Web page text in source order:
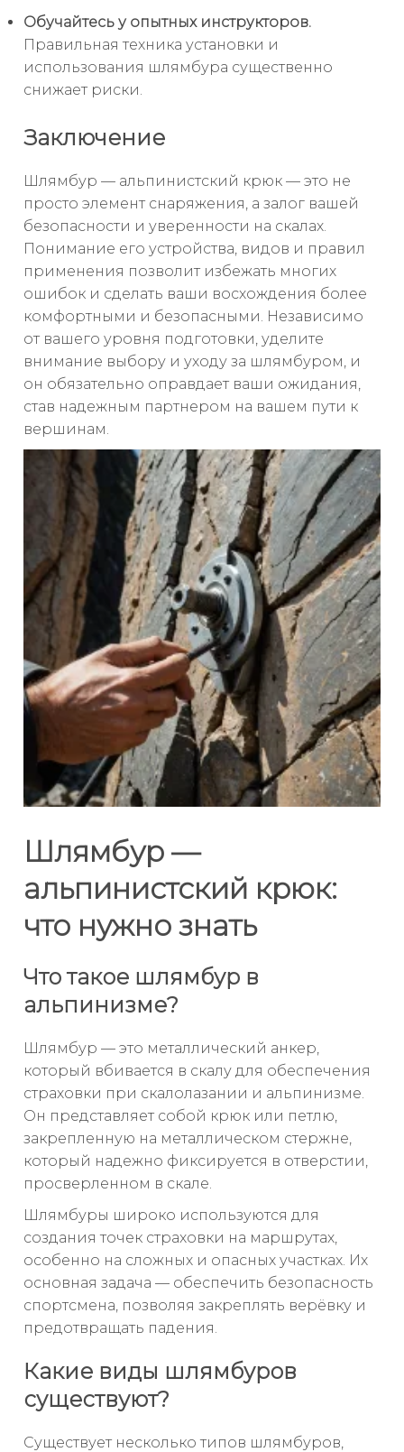
Обучайтесь у опытных инструкторов.
Правильная техника установки и
использования шлямбура существенно
снижает риски.
Заключение
Шлямбур — альпинистский крюк — это не
просто элемент снаряжения, а залог вашей
безопасности и уверенности на скалах.
Понимание его устройства, видов и правил
применения позволит избежать многих
ошибок и сделать ваши восхождения более
комфортными и безопасными. Независимо
от вашего уровня подготовки, уделите
внимание выбору и уходу за шлямбуром, и
он обязательно оправдает ваши ожидания,
став надежным партнером на вашем пути к
вершинам.
Шлямбур —
альпинистский крюк:
что нужно знать
Что такое шлямбур в
альпинизме?
Шлямбур — это металлический анкер,
который вбивается в скалу для обеспечения
страховки при скалолазании и альпинизме.
Он представляет собой крюк или петлю,
закрепленную на металлическом стержне,
который надежно фиксируется в отверстии,
просверленном в скале.
Шлямбуры широко используются для
создания точек страховки на маршрутах,
особенно на сложных и опасных участках. Их
основная задача — обеспечить безопасность
спортсмена, позволяя закреплять верёвку и
предотвращать падения.
Какие виды шлямбуров
существуют?
Существует несколько типов шлямбуров,